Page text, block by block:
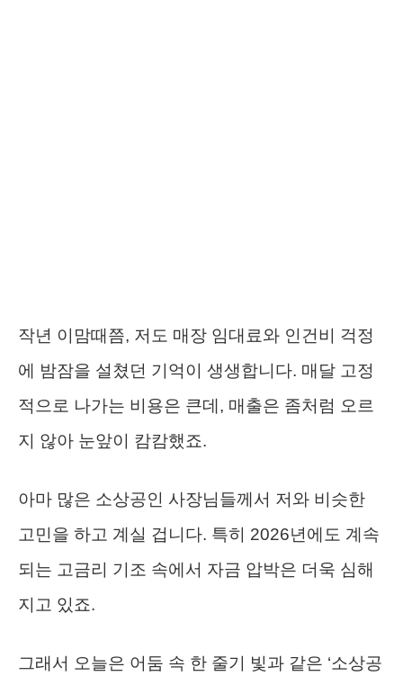
작년 이맘때쯤, 저도 매장 임대료와 인건비 걱정
에 밤잠을 설쳤던 기억이 생생합니다. 매달 고정
적으로 나가는 비용은 큰데, 매출은 좀처럼 오르
지 않아 눈앞이 캄캄했죠.
아마 많은 소상공인 사장님들께서 저와 비슷한
고민을 하고 계실 겁니다. 특히 2026년에도 계속
되는 고금리 기조 속에서 자금 압박은 더욱 심해
지고 있죠.
그래서 오늘은 어둠 속 한 줄기 빛과 같은 ‘소상공